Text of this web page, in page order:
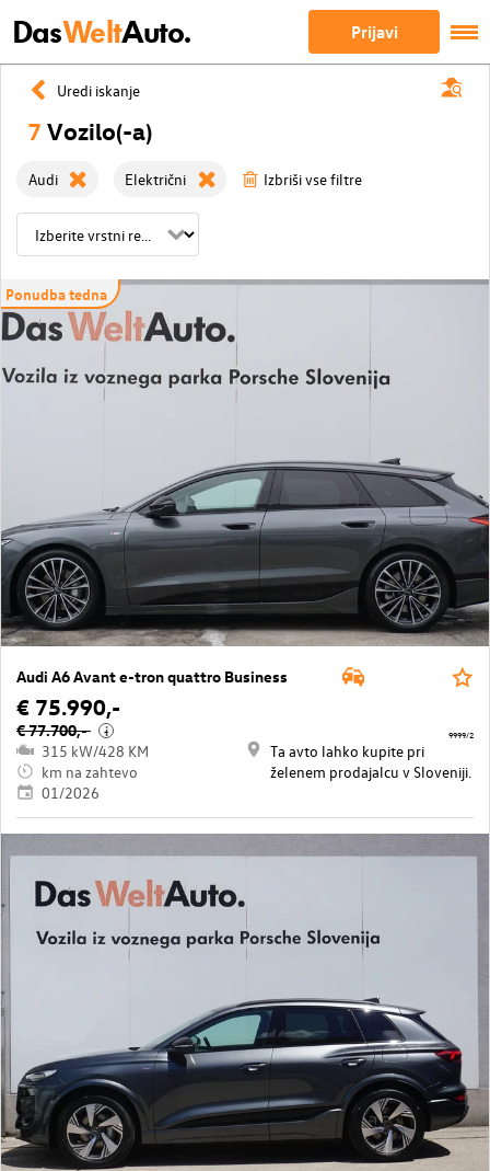
DasWeltAuto. Prijavi
Uredi iskanje
7 Vozilo(-a)
Audi Električni Izbriši vse filtre
Ponudba tedna
Audi A6 Avant e-tron quattro Business
€ 75.990,-
€ 77.700,- i
315 kW/428 KM
km na zahtevo
01/2026
Ta avto lahko kupite pri
želenem prodajalcu v Sloveniji.
9999/2